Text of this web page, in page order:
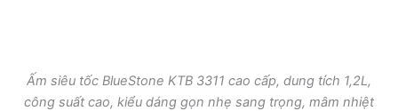
Ấm siêu tốc BlueStone KTB 3311 cao cấp, dung tích 1,2L,
công suất cao, kiểu dáng gọn nhẹ sang trọng, mâm nhiệt